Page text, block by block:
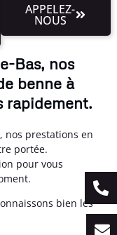
APPELEZ-
NOUS
Bas, nos
benne à
rapidement.
nos prestations en
portée.
pour vous
bien les